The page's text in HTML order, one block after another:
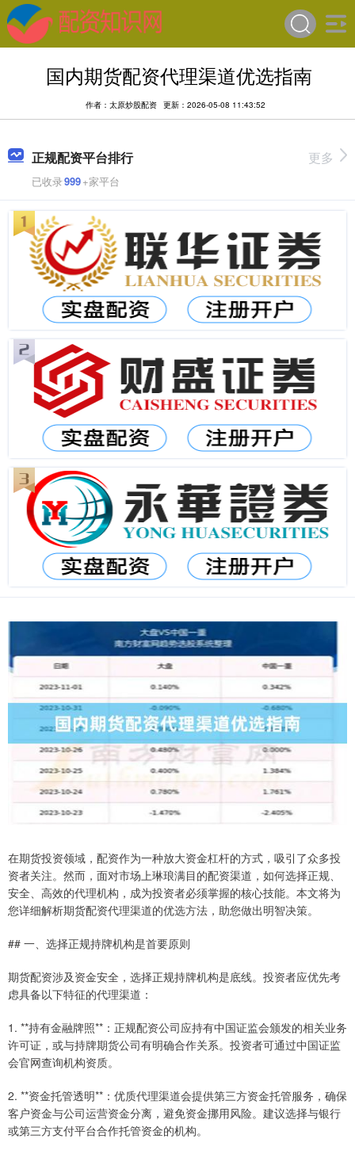
国内期货配资代理渠道优选指南
作者：太原炒股配资 更新：2026-05-08 11:43:52
正规配资平台排行
已收录999+家平台
更多
在期货投资领域，配资作为一种放大资金杠杆的方式，吸引了众多投
资者关注。然而，面对市场上琳琅满目的配资渠道，如何选择正规、
安全、高效的代理机构，成为投资者必须掌握的核心技能。本文将为
您详细解析期货配资代理渠道的优选方法，助您做出明智决策。
## 一、选择正规持牌机构是首要原则
期货配资涉及资金安全，选择正规持牌机构是底线。投资者应优先考
虑具备以下特征的代理渠道：
1. **持有金融牌照**：正规配资公司应持有中国证监会颁发的相关业务
许可证，或与持牌期货公司有明确合作关系。投资者可通过中国证监
会官网查询机构资质。
2. **资金托管透明**：优质代理渠道会提供第三方资金托管服务，确保
客户资金与公司运营资金分离，避免资金挪用风险。建议选择与银行
或第三方支付平台合作托管资金的机构。